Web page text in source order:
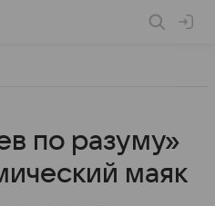
по разуму»
маяк